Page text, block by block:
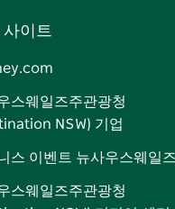
사이트
스웨일즈주관광청
NSW) 기업
스 이벤트 뉴사우스웨일
스웨일즈주관광청